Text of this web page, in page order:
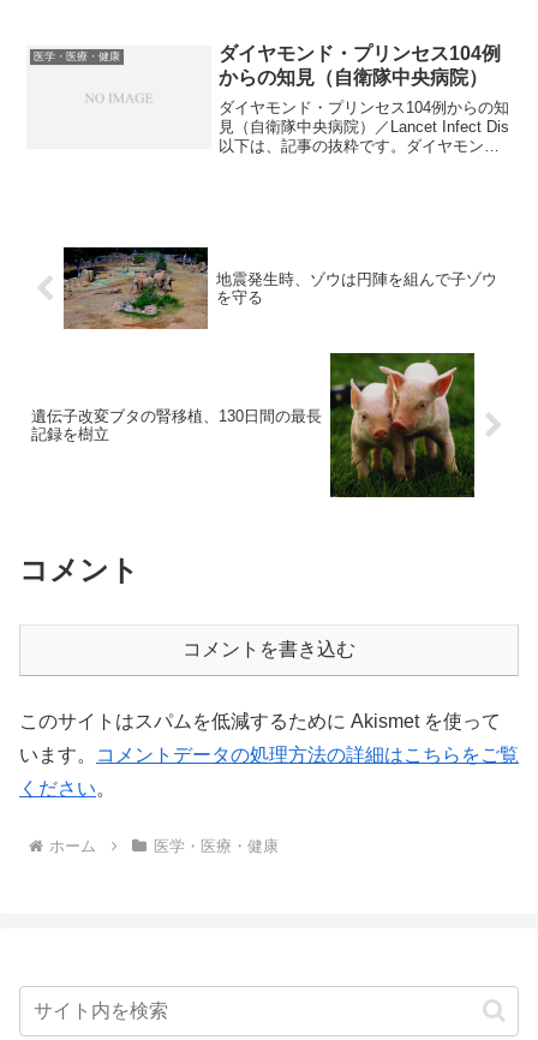
細胞だけで過剰に働いている分子や、増
殖や転移にかかわる分子を...
医学・医療・健康
ダイヤモンド・プリンセス104例
からの知見（自衛隊中央病院）
ダイヤモンド・プリンセス104例からの知
見（自衛隊中央病院）／Lancet Infect Dis
以下は、記事の抜粋です。ダイヤモン
地震発生時、ゾウは円陣を組んで子ゾウ
を守る
遺伝子改変ブタの腎移植、130日間の最長
記録を樹立
コメント
コメントを書き込む
このサイトはスパムを低減するために Akismet を使って
います。
コメントデータの処理方法の詳細はこちらをご覧
ください。
ホーム 医学・医療・健康